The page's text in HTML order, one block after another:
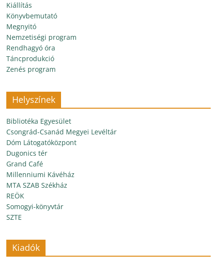
Kiállítás
Könyvbemutató
Megnyitó
Nemzetiségi program
Rendhagyó óra
Táncprodukció
Zenés program
Helyszínek
Bibliotéka Egyesület
Csongrád-Csanád Megyei Levéltár
Dóm Látogatóközpont
Dugonics tér
Grand Café
Millenniumi Kávéház
MTA SZAB Székház
REÖK
Somogyi-könyvtár
SZTE
Kiadók